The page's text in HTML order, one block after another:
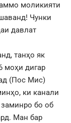
моликияти
Чунки
давлат
танҳо як
моҳи дигар
(Пос Мис)
ки канали
заминро бо об
Ман бар